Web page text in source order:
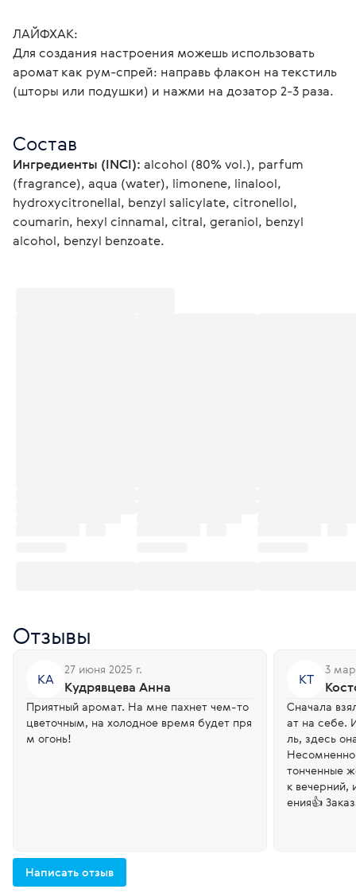
ЛАЙФХАК:
Для создания настроения можешь использовать
аромат как рум-спрей: направь флакон на текстиль
(шторы или подушки) и нажми на дозатор 2-3 раза.
Состав
Ингредиенты (INCI): alcohol (80% vol.), parfum
(fragrance), aqua (water), limonene, linalool,
hydroxycitronellal, benzyl salicylate, citronellol,
coumarin, hexyl cinnamal, citral, geraniol, benzyl
alcohol, benzyl benzoate.
Отзывы
КА
27 июня 2025 г.
Кудрявцева Анна
Приятный аромат. На мне пахнет чем-то
цветочным, на холодное время будет пря
м огонь!
КТ
3
Сначала
ат на себе.
ль, здесь
тонченные
к вечерний,
ения👍
Написать отзыв